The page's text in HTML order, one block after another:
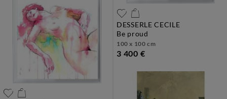
DESSERLE CECILE
be proud
100 x 100 cm
3 400 €